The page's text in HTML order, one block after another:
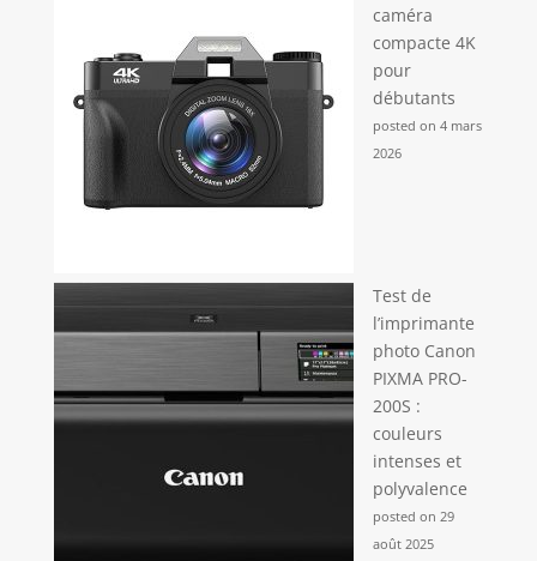
caméra
compacte 4K
pour
débutants
posted on 4 mars
2026
Test de
l’imprimante
photo Canon
PIXMA PRO-
200S :
couleurs
intenses et
polyvalence
posted on 29
août 2025